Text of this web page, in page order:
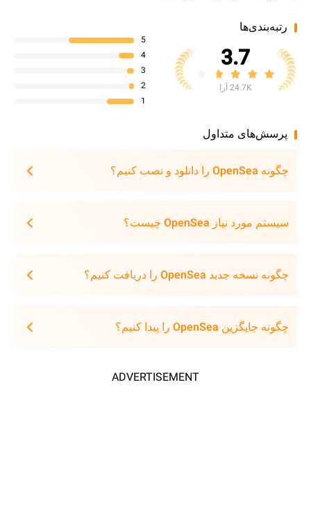
رتبه‌بندی‌ها
3.7
24.7K آرا
5
4
3
2
1
پرسش‌های متداول
چگونه OpenSea را دانلود و نصب کنیم؟
سیستم مورد نیاز OpenSea چیست؟
چگونه نسخه جدید OpenSea را دریافت کنیم؟
چگونه جایگزین OpenSea را پیدا کنیم؟
ADVERTISEMENT